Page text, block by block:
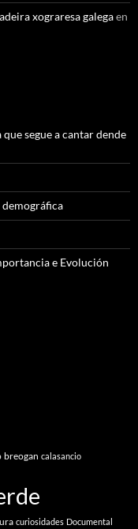
xograresa galegaen
segue a cantar dende
e Evolución
breogan calasancio
curiosidades Documental